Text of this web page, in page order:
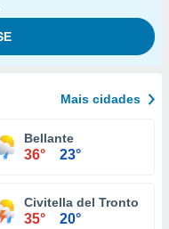
Mais cidades
Bellante
36° 23°
Civitella del Tronto
35° 20°